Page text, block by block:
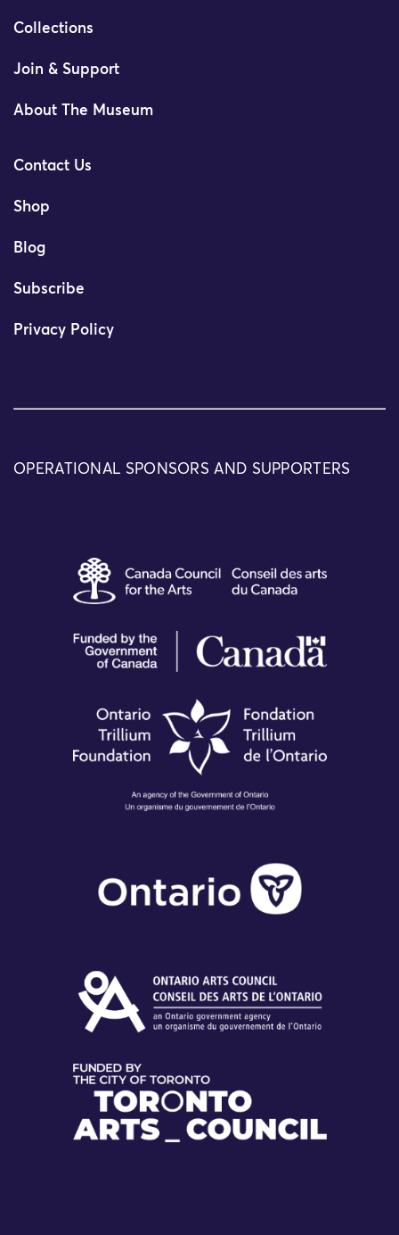
Collections
Join & Support
About The Museum
Contact Us
Shop
Blog
Subscribe
Privacy Policy
OPERATIONAL SPONSORS AND SUPPORTERS